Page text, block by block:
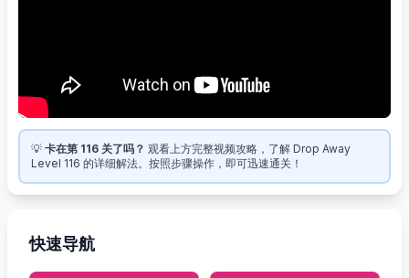
💡 卡在第 116 关了吗？ 观看上方完整视频攻略，了解 Drop Away
Level 116 的详细解法。按照步骤操作，即可迅速通关！
快速导航